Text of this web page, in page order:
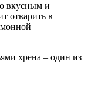
вкусным и
отварить в
хрена – один из